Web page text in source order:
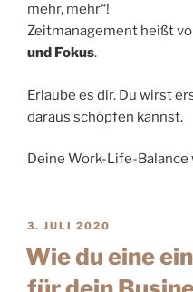
mehr, mehr“!
Zeitmanagement heißt
und Fokus.
Erlaube es dir. Du wirst
daraus schöpfen kannst.
Deine Work-Life-Balance
3. JULI 2020
Wie du eine